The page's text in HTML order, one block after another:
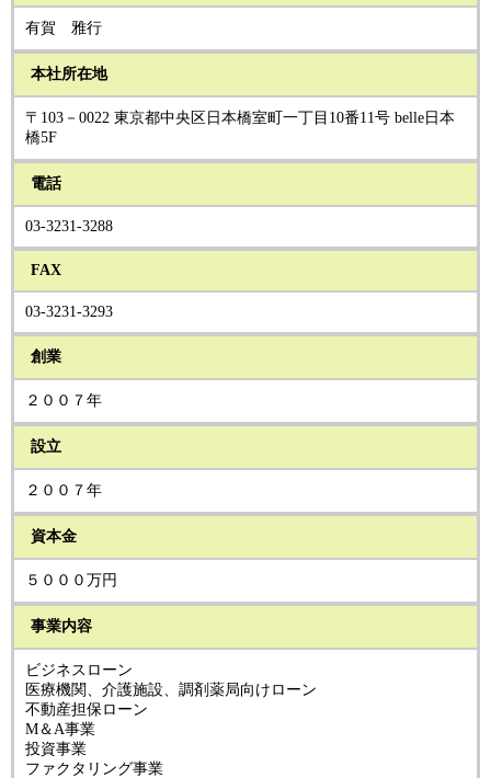
有賀 雅行
本社所在地
〒103－0022 東京都中央区日本橋室町一丁目10番11号 belle日本
橋5F
電話
03-3231-3288
FAX
03-3231-3293
創業
２００７年
設立
２００７年
資本金
５０００万円
事業内容
ビジネスローン
医療機関、介護施設、調剤薬局向けローン
不動産担保ローン
M＆A事業
投資事業
ファクタリング事業